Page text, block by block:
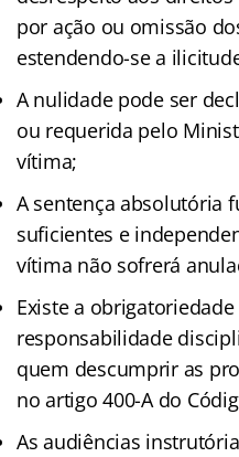
por ação ou omissão
estendendo-se a
A nulidade pode ser
ou requerida pelo
vítima;
A sentença absolutória
suficientes e
vítima não sofrerá
Existe a
responsabilidade
quem descumprir as
no artigo 400-A do
As audiências